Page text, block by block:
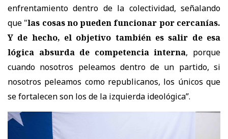
enfrentamiento dentro de la colectividad, señalando
que "las cosas no pueden funcionar por cercanías.
Y de hecho, el objetivo también es salir de esa
lógica absurda de competencia interna, porque
cuando nosotros peleamos dentro de un partido, si
nosotros peleamos como republicanos, los únicos que
se fortalecen son los de la izquierda ideológica”.